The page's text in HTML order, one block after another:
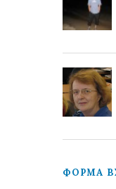
ФОРМА